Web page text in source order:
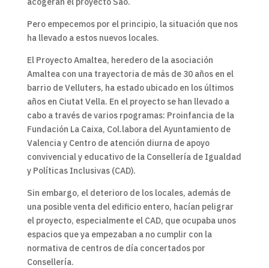
Pero empecemos por el principio, la situación que nos
ha llevado a estos nuevos locales.
El Proyecto Amaltea, heredero de la asociación
Amaltea con una trayectoria de más de 30 años en el
barrio de Velluters, ha estado ubicado en los últimos
años en Ciutat Vella. En el proyecto se han llevado a
cabo a través de varios rpogramas: Proinfancia de la
Fundación La Caixa, Col.labora del Ayuntamiento de
Valencia y Centro de atención diurna de apoyo
convivencial y educativo de la Consellería de Igualdad
y Políticas Inclusivas (CAD).
Sin embargo, el deterioro de los locales, además de
una posible venta del edificio entero, hacían peligrar
el proyecto, especialmente el CAD, que ocupaba unos
espacios que ya empezaban a no cumplir con la
normativa de centros de día concertados por
Consellería.